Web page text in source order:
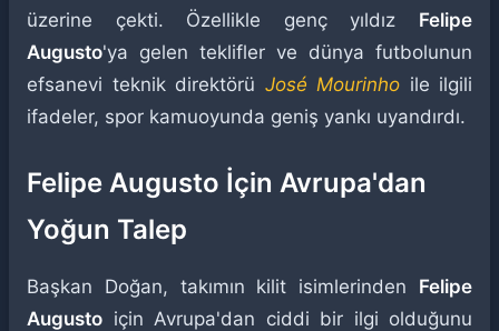
üzerine çekti. Özellikle genç yıldız Felipe
Augusto'ya gelen teklifler ve dünya futbolunun
efsanevi teknik direktörü José Mourinho ile ilgili
ifadeler, spor kamuoyunda geniş yankı uyandırdı.
Felipe Augusto İçin Avrupa'dan
Yoğun Talep
Başkan Doğan, takımın kilit isimlerinden Felipe
Augusto için Avrupa'dan ciddi bir ilgi olduğunu